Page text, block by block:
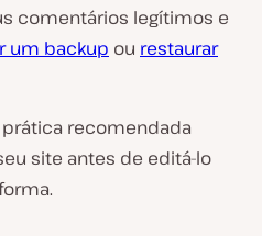
comentários legítimos e
um backup ou restaurar
recomendada
site antes de editá-lo